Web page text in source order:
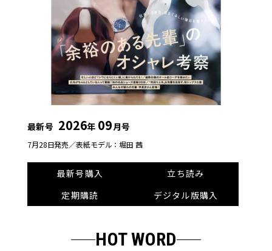
最新号 2026年 09月号
7月28日発売／表紙モデル：堀田 茜
最新号購入
立ち読み
定期購読
デジタル版購入
HOT WORD